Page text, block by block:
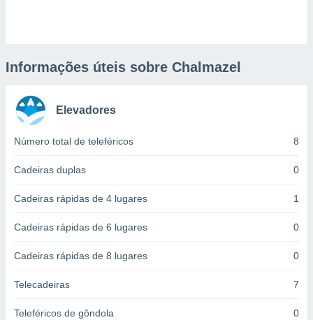
únicos
e
este sitio
de
seus
Informações úteis sobre Chalmazel
Elevadores
Número total de teleféricos 8
Cadeiras duplas 0
Cadeiras rápidas de 4 lugares 1
Cadeiras rápidas de 6 lugares 0
Cadeiras rápidas de 8 lugares 0
Telecadeiras 7
Teleféricos de gôndola 0